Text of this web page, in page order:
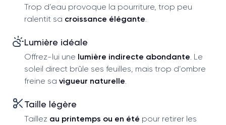
Trop d’eau provoque la pourriture, trop peu
ralentit sa croissance élégante
Lumière idéale
Offrez-lui une lumière indirecte abondante . Le
soleil direct brûle ses feuilles, mais trop d’ombre
freine sa vigueur naturelle
Taille légère
Taillez au printemps ou en été pour retirer les